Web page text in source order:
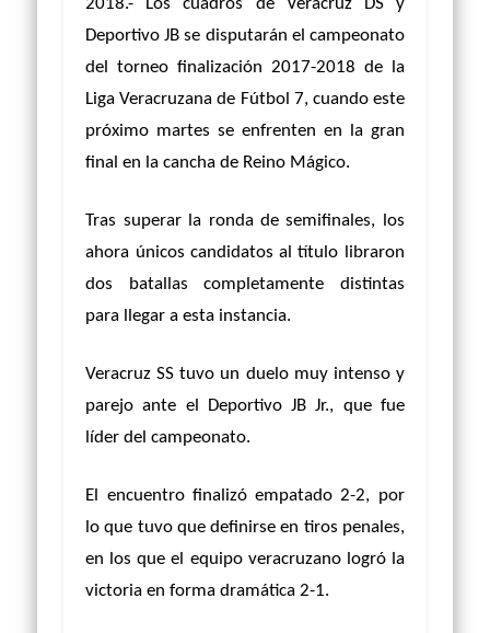
2018.- Los cuadros de Veracruz DS y
Deportivo JB se disputarán el campeonato
del torneo finalización 2017-2018 de la
Liga Veracruzana de Fútbol 7, cuando este
próximo martes se enfrenten en la gran
final en la cancha de Reino Mágico.
Tras superar la ronda de semifinales, los
ahora únicos candidatos al título libraron
dos batallas completamente distintas
para llegar a esta instancia.
Veracruz SS tuvo un duelo muy intenso y
parejo ante el Deportivo JB Jr., que fue
líder del campeonato.
El encuentro finalizó empatado 2-2, por
lo que tuvo que definirse en tiros penales,
en los que el equipo veracruzano logró la
victoria en forma dramática 2-1.